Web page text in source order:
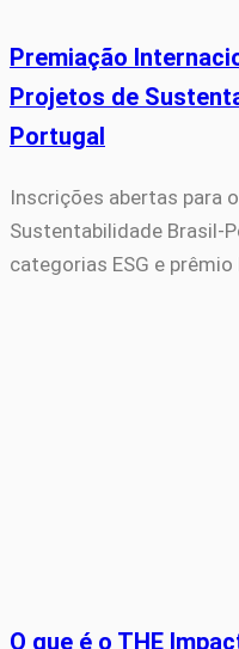
Premiação
Projetos de
Portugal
Inscrições abertas para
Sustentabilidade Brasil-
categorias ESG e prêmio
O que é o THE